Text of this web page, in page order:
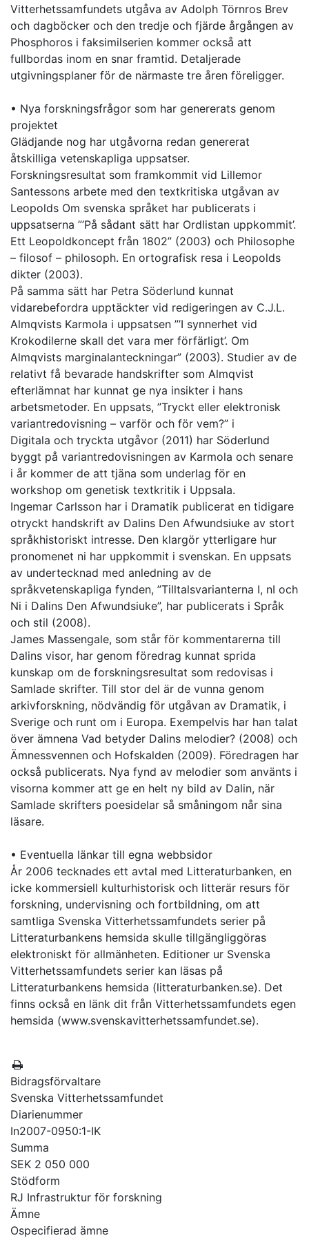
Vitterhetssamfundets utgåva av Adolph Törnros Brev
och dagböcker och den tredje och fjärde årgången av
Phosphoros i faksimilserien kommer också att
fullbordas inom en snar framtid. Detaljerade
utgivningsplaner för de närmaste tre åren föreligger.
• Nya forskningsfrågor som har genererats genom
projektet
Glädjande nog har utgåvorna redan genererat
åtskilliga vetenskapliga uppsatser.
Forskningsresultat som framkommit vid Lillemor
Santessons arbete med den textkritiska utgåvan av
Leopolds Om svenska språket har publicerats i
uppsatserna ”’På sådant sätt har Ordlistan uppkommit’.
Ett Leopoldkoncept från 1802” (2003) och Philosophe
– filosof – philosoph. En ortografisk resa i Leopolds
dikter (2003).
På samma sätt har Petra Söderlund kunnat
vidarebefordra upptäckter vid redigeringen av C.J.L.
Almqvists Karmola i uppsatsen ”’I synnerhet vid
Krokodilerne skall det vara mer förfärligt’. Om
Almqvists marginalanteckningar” (2003). Studier av de
relativt få bevarade handskrifter som Almqvist
efterlämnat har kunnat ge nya insikter i hans
arbetsmetoder. En uppsats, ”Tryckt eller elektronisk
variantredovisning – varför och för vem?” i
Digitala och tryckta utgåvor (2011) har Söderlund
byggt på variantredovisningen av Karmola och senare
i år kommer de att tjäna som underlag för en
workshop om genetisk textkritik i Uppsala.
Ingemar Carlsson har i Dramatik publicerat en tidigare
otryckt handskrift av Dalins Den Afwundsiuke av stort
språkhistoriskt intresse. Den klargör ytterligare hur
pronomenet ni har uppkommit i svenskan. En uppsats
av undertecknad med anledning av de
språkvetenskapliga fynden, ”Tilltalsvarianterna I, nI och
Ni i Dalins Den Afwundsiuke”, har publicerats i Språk
och stil (2008).
James Massengale, som står för kommentarerna till
Dalins visor, har genom föredrag kunnat sprida
kunskap om de forskningsresultat som redovisas i
Samlade skrifter. Till stor del är de vunna genom
arkivforskning, nödvändig för utgåvan av Dramatik, i
Sverige och runt om i Europa. Exempelvis har han talat
över ämnena Vad betyder Dalins melodier? (2008) och
Ämnessvennen och Hofskalden (2009). Föredragen har
också publicerats. Nya fynd av melodier som använts i
visorna kommer att ge en helt ny bild av Dalin, när
Samlade skrifters poesidelar så småningom når sina
läsare.
• Eventuella länkar till egna webbsidor
År 2006 tecknades ett avtal med Litteraturbanken, en
icke kommersiell kulturhistorisk och litterär resurs för
forskning, undervisning och fortbildning, om att
samtliga Svenska Vitterhetssamfundets serier på
Litteraturbankens hemsida skulle tillgängliggöras
elektroniskt för allmänheten. Editioner ur Svenska
Vitterhetssamfundets serier kan läsas på
Litteraturbankens hemsida (litteraturbanken.se). Det
finns också en länk dit från Vitterhetssamfundets egen
hemsida (www.svenskavitterhetssamfundet.se).
Bidragsförvaltare
Svenska Vitterhetssamfundet
Diarienummer
In2007-0950:1-IK
Summa
SEK 2 050 000
Stödform
RJ Infrastruktur för forskning
Ämne
Ospecifierad ämne